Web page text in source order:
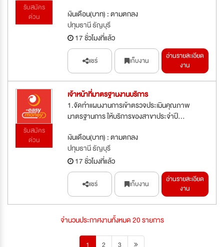
รับสมัคร
ด่วน
เงินเดือน(บาท) : ตามตกลง
ปทุมธานี ธัญบุรี
17 ชั่วโมงที่แล้ว
แชร์ เก็บงาน
อ่านรายละเอียด
งาน
รับสมัคร
ด่วน
เจ้าหน้าที่มาตรฐานงานบริการ
1.จัดทำแผนงานการเข้าตรวจประเมินคุณภาพ
มาตรฐานการ ให้บริการของสาขาประจำปี...
เงินเดือน(บาท) : ตามตกลง
ปทุมธานี ธัญบุรี
17 ชั่วโมงที่แล้ว
แชร์ เก็บงาน
อ่านรายละเอียด
งาน
จำนวนประกาศงานทั้งหมด 20 รายการ